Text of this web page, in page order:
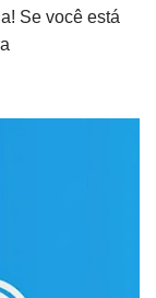
Se você está